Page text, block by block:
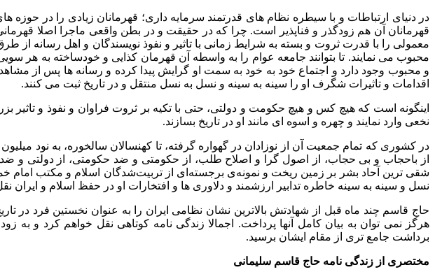
در دنیای ارتباطات و با سیطره نظام های قدرتمند سرمایه داری؛ قهرمانان زیادی را در
قهرمانان آن هم زودگذر و فناپذیر است. چرا که در حقیقت و در بطن واقعی ماجرا اصلا
معمولی را با قدرت ثروت و بسته به شرایط زمانی با تاثیر و نفوذ نویسندگان و اهل رسانه از
محبوب می نمایند. تا بتوانند جامعه عوام را به واسطه آن قهرمان کذایی و خودساخته به هر
و محبوب وجود دارد و اجتماع خود به خود به سمت او گرایش پیدا کرده و رسانه ها پس از
اقدامات و تاثیرات شگرف او را سینه به سینه و نسل به نسل منتقل و در تاریخ ثبت می کنند.
اینگونه است که هیچ کس و هیچ حکومت و دولتی، حتی با تکیه بر ثروت فراوان و نفوذ و تاثیر
نخعی وارد نمایند و چهره و اسوه ای مانند او در تاریخ بسازند.
در کشوری که تمام جمعیت آن از نوزادان در گهواره گرفته، تا کهنسالان سالخوره، به نود
از باحجاب و بی حجاب، از اصول گرا و اصلاح طلب، از حکومتی و ضد حکومتی، از دولتی و
شقی ترین آحاد بشر بر زمین ریخت و نمونه‌ی برجسته‌ای از تربیت‌شدگان اسلام و مکتب امام
نسل و سینه به سینه خاطره تدابیر ارزشمند و دلاوری ها و افتخارات او در حفظ اسلام و ایران
حاج قاسم چند ماه قبل از شهادتش بالاترین نشان نظامی ایران را به عنوان نخستین فرد در
هرگز نمی توان به بیان کامل آنها پرداخت. اجمالا زندگی نامه کوتاهی نقل خواهم کرد و
برداشت جامع تری از مقام ایشان برسید.
مختصری از زندگی نامه حاج قاسم سلیمانی